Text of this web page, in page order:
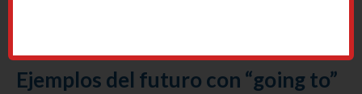
Ejemplos del futuro con “going to”